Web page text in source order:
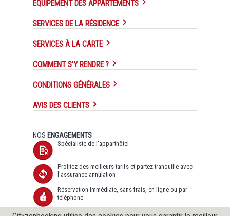
EQUIPEMENT DES APPARTEMENTS
SERVICES DE LA RÉSIDENCE
SERVICES À LA CARTE
COMMENT S'Y RENDRE ?
CONDITIONS GÉNÉRALES
AVIS DES CLIENTS
NOS ENGAGEMENTS
Spécialiste de l'apparthôtel
Profitez des meilleurs tarifs et partez tranquille avec
l'assurance annulation
Réservation immédiate, sans frais, en ligne ou par
téléphone
Transfert de données sécurisé SSL et Protection des